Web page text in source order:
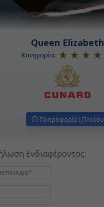
Queen Elizabeth
Κατηγορία:
Πληροφορίες Πλοίου
Ενδιαφέροντος: